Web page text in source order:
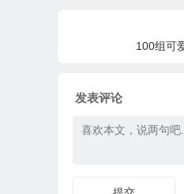
100组可
发表评论